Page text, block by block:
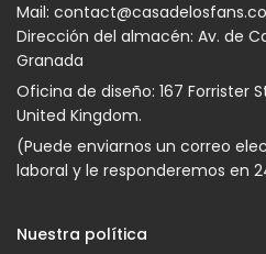
Mail:
Dirección del almacén: Av. de
Granada
Oficina de diseño: 167 Forrister
United Kingdom.
(Puede enviarnos un correo
laboral y le responderemos en
Nuestra política